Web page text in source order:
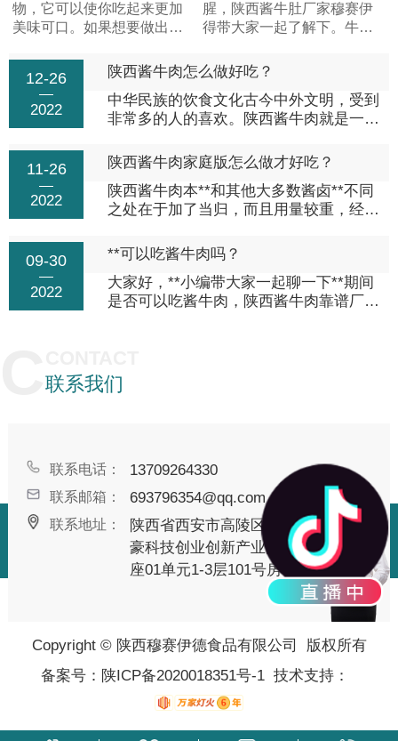
物，它可以使你吃起来更加
美味可口。如果想要做出好
些诀窍了。1：准备材料要想
酱牛筋好吃，准备好材料是
必不可少的。首先，你需要
选择一个合适的酱汁和辣
一定不要忘记加入白芝麻或
者花生。.后，注意观察酱牛
肉筋和洋葱丝的变化情况。
如果发现洋葱变软了、酱牛
腥，陕西酱牛肚厂家穆赛伊
得带大家一起了解下。牛肚
肚领和百叶，在购买牛肚的
时候要特别注意鉴别牛肚的
质量，特别白的毛肚是用双
氧水、甲醛泡制三四天才变
12-26
2022
陕西酱牛肉怎么做好吃？
中华民族的饮食文化古今中外文明，受到
非常多的人的喜欢。陕西酱牛肉就是一种
法有很多，不同的做法风格味道也是有差
异的，而且这道菜的营养价值也是非常高
的，那么酱牛肉怎么做...
11-26
2022
陕西酱牛肉家庭版怎么做才好吃？
陕西酱牛肉本**和其他大多数酱卤**不同
之处在于加了当归，而且用量较重，经过
香味，为菜品加分不少。不喜欢药香味的
可以减少用量或者不加当归。配料：底汤
10斤，黄豆酱2...
09-30
2022
**可以吃酱牛肉吗？
大家好，**小编带大家一起聊一下**期间
是否可以吃酱牛肉，陕西酱牛肉靠谱厂家
物质（脂肪、蛋白质）来弥补这一部分的
热量缺口，你就会变瘦了。假如你每天运
联系我们
联系电话： 13709264330
联系邮箱： 693796354@qq.com
联系地址：
陕西省西安市高陵区丝路融
豪科技创业创新产业园第11
座01单元1-3层101号房
Copyright © 陕西穆赛伊德食品有限公司 版权所有
备案号： 陕ICP备2020018351号-1技术支持：